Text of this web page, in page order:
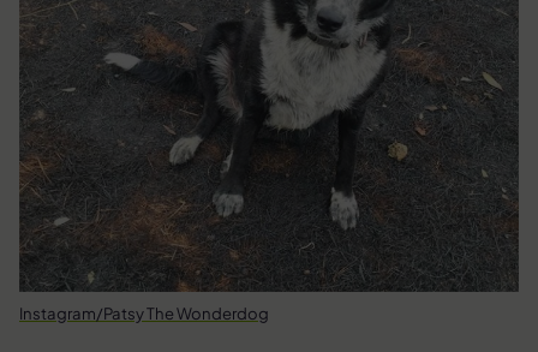
Instagram/Patsy The Wonderdog